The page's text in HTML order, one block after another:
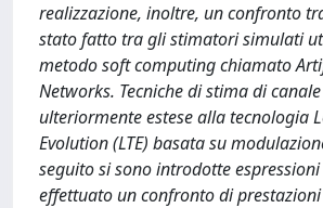
realizzazione, inoltre, un confronto
stato fatto tra gli stimatori simulati
metodo soft computing chiamato
Networks. Tecniche di stima di
ulteriormente estese alla tecnologia
Evolution (LTE) basata su
seguito si sono introdotte
effettuato un confronto di